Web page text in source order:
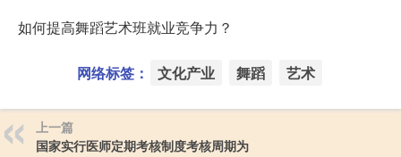
如何提高舞蹈艺术班就业竞争力？
网络标签： 文化产业 舞蹈 艺术
上一篇
国家实行医师定期考核制度考核周期为